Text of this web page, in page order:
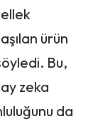
ürün
Bu,
zeka
da